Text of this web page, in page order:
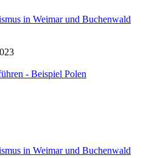
in Weimar und Buchenwald
- Beispiel Polen
in Weimar und Buchenwald